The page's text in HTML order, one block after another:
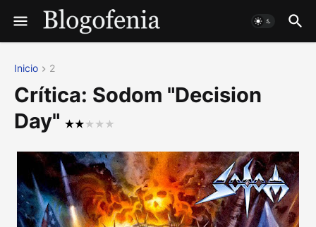
Inicio 2
Crítica: Sodom "Decision
Day"